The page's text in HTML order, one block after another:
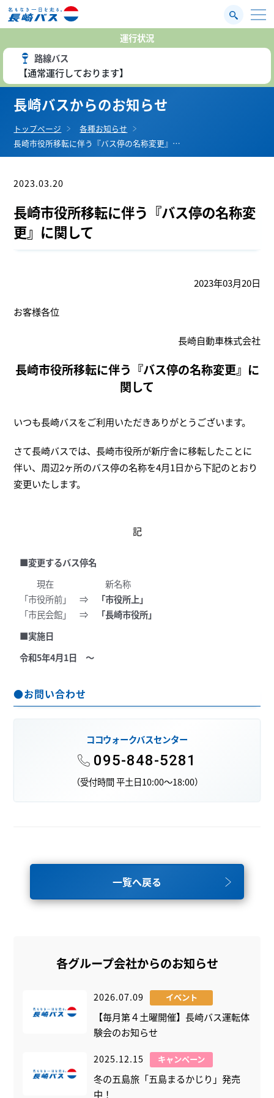
運行状況
路線バス
【通常運行しております】
長崎バスからのお知らせ
トップページ
各種お知らせ
長崎市役所移転に伴う『バス停の名称変更』…
2023.03.20
長崎市役所移転に伴う『バス停の名称変
更』に関して
2023年03月20日
お客様各位
長崎自動車株式会社
長崎市役所移転に伴う『バス停の名称変更』に
関して
いつも長崎バスをご利用いただきありがとうございます。
さて長崎バスでは、長崎市役所が新庁舎に移転したことに
伴い、周辺2ヶ所のバス停の名称を4月1日から下記のとおり
変更いたします。
記
■変更するバス停名
現在 新名称
「市役所前」 ⇒
「市役所上」
「市民会館」 ⇒
「長崎市役所」
■実施日
令和5年4月1日 ～
●お問い合わせ
ココウォークバスセンター
095-848-5281
（受付時間 平土日10:00～18:00）
一覧へ戻る
各グループ会社からのお知らせ
2026.07.09 イベント
【毎月第４土曜開催】長崎バス運転体
験会のお知らせ
2025.12.15 キャンペーン
冬の五島旅「五島まるかじり」発売
中！